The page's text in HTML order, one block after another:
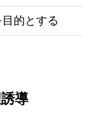
的とする
導